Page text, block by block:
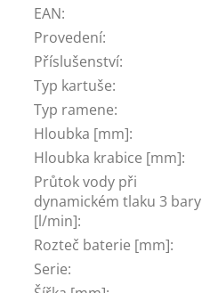
EAN:
Provedení:
Příslušenství:
Typ kartuše:
Typ ramene:
Hloubka [mm]:
Hloubka krabice [mm]:
Průtok vody při
dynamickém tlaku 3 bary
[l/min]:
Rozteč baterie [mm]:
Serie: